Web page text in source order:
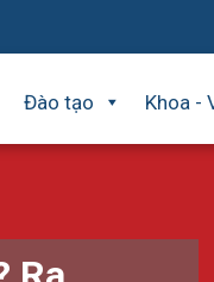
Đào tạo Khoa -